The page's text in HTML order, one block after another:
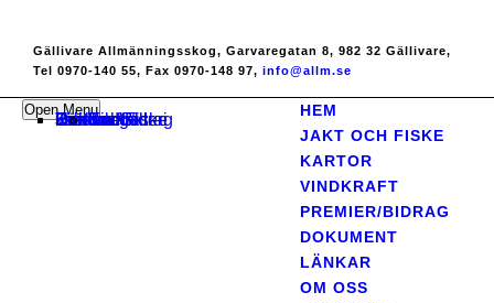
Gällivare Allmänningsskog, Garvaregatan 8, 982 32 Gällivare,
Tel 0970-140 55, Fax 0970-148 97, info@allm.se
Open Menu
Hem
Jakt och Fiske
Kartor
Vindkraft
Premier/Bidrag
Dokument
Länkar
Om ossKontakt
Bildgalleri
HEM
JAKT OCH FISKE
KARTOR
VINDKRAFT
PREMIER/BIDRAG
DOKUMENT
LÄNKAR
OM OSS